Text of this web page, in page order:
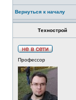
Вернуться к началу
Технострой
Профессор